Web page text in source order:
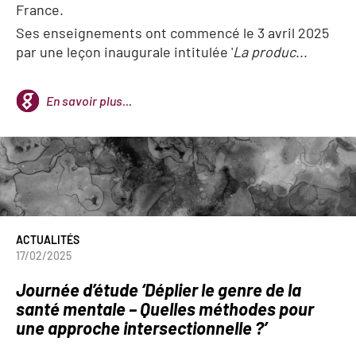
France.
Ses enseignements ont commencé le 3 avril 2025
par une leçon inaugurale intitulée 'La produc...
En savoir plus...
ACTUALITÉS
17/02/2025
Journée d’étude ‘Déplier le genre de la
santé mentale – Quelles méthodes pour
une approche intersectionnelle ?’